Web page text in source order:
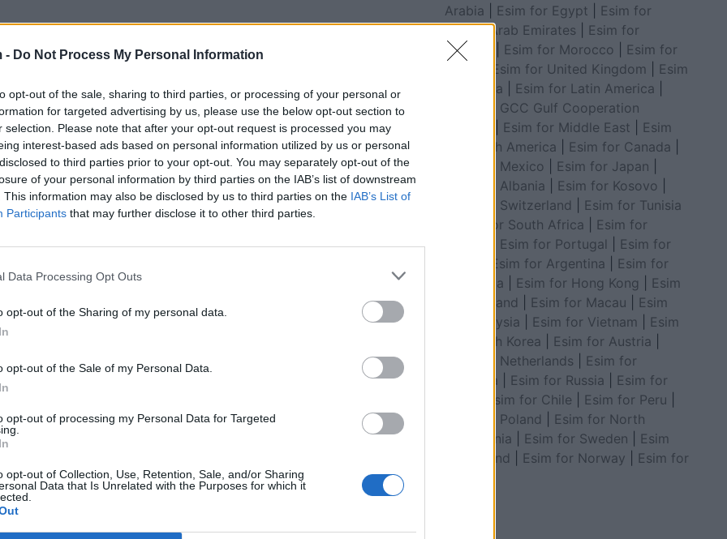
- Do Not Process My Personal Information
opt-out of the sale, sharing to third parties, or processing of your personal or
for targeted advertising by us, please use the below opt-out section to
selection. Please note that after your opt-out request is processed you may
interest-based ads based on personal information utilized by us or personal
to third parties prior to your opt-out. You may separately opt-out of the
of your personal information by third parties on the IAB’s list of downstream
This information may also be disclosed by us to third parties on the IAB’s List of
Participants that may further disclose it to other third parties.
Data Processing Opt Outs
opt-out of the Sharing of my personal data.
opt-out of the Sale of my Personal Data.
opt-out of processing my Personal Data for Targeted
opt-out of Collection, Use, Retention, Sale, and/or Sharing
Data that Is Unrelated with the Purposes for which it
luftën ndaj ekstremit të
Starmer vijojnë të zhyten
Arabia
Esim for Egypt
Esim for
United Arab Emirates
Esim for
Balkans
Esim for Morocco
Esim for
Esim for United Kingdom
Esim
for Africa
Esim for Latin America
Esim for GCC Gulf Cooperation
Esim for Middle East
Esim
for South America
Esim for Canada
Esim for Mexico
Esim for Japan
Esim for Albania
Esim for Kosovo
Esim for Switzerland
Esim for Tunisia
Esim for South Africa
Esim for
Esim for Portugal
Esim for
Esim for Argentina
Esim for
Colombia
Esim for Hong Kong
Esim
for Thailand
Esim for Macau
Esim
for Malaysia
Esim for Vietnam
Esim
for South Korea
Esim for Austria
Esim for Netherlands
Esim for
Australia
Esim for Russia
Esim for
Esim for Chile Esim for Peru
Esim for Poland
Esim for North
Macedonia
Esim for Sweden
Esim
for Finland
Esim for Norway
Esim for